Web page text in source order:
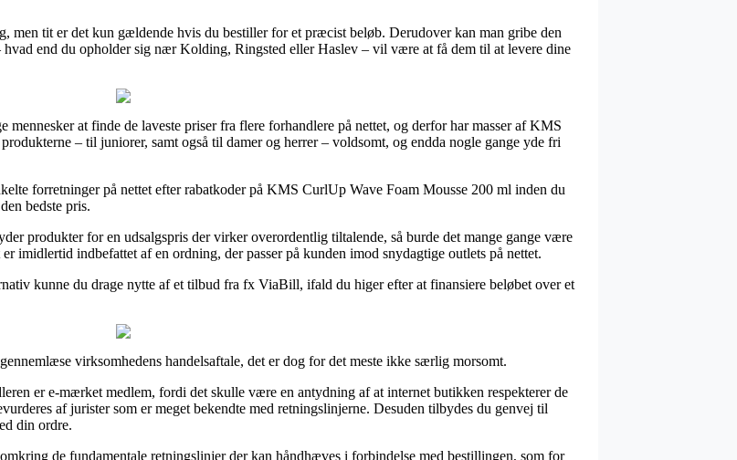
men tit er det kun gældende hvis du bestiller for et præcist beløb. Derudover kan man gribe den
end du opholder sig nær Kolding, Ringsted eller Haslev – vil være at få dem til at levere dine
at finde de laveste priser fra flere forhandlere på nettet, og derfor har masser af KMS
– til juniorer, samt også til damer og herrer – voldsomt, og endda nogle gange yde fri
forretninger på nettet efter rabatkoder på KMS CurlUp Wave Foam Mousse 200 ml inden du
bedste pris.
produkter for en udsalgspris der virker overordentlig tiltalende, så burde det mange gange være
imidlertid indbefattet af en ordning, der passer på kunden imod snydagtige outlets på nettet.
kunne du drage nytte af et tilbud fra fx ViaBill, ifald du higer efter at finansiere beløbet over et
virksomhedens handelsaftale, det er dog for det meste ikke særlig morsomt.
er e-mærket medlem, fordi det skulle være en antydning af at internet butikken respekterer de
af jurister som er meget bekendte med retningslinjerne. Desuden tilbydes du genvej til
din ordre.
de fundamentale retningslinjer der kan håndhæves i forbindelse med bestillingen, som for